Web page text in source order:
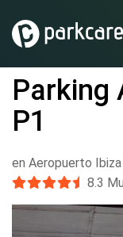
Parking
P1
en Aeropuerto Ibiza
8.3